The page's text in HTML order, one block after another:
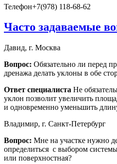
Телефон+7(978) 118-68-62
Часто задаваемые
Давид, г. Москва
Вопрос: Обязательно ли перед
дренажа делать уклоны в обе
Ответ специалиста Не
уклон позволит увеличить
и одновременно уменьшить
Владимир, г. Санкт-Петербург
Вопрос: Мне на участке нужно
определиться с выбором
или поверхностная?